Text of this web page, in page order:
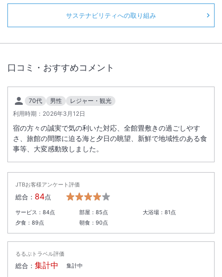
サステナビリティへの取り組み
口コミ・おすすめコメント
70代 男性
レジャー・観光
利用時期： 2026年3月12日
宿の方々の誠実で気の利いた対応、全館畳敷きの過ごしやす
さ、旅館の間際に迫る海と夕日の眺望、新鮮で地域性のある食
事等、大変感動致しました。
JTBお客様アンケート評価
総合： 84点
サービス： 84点 部屋： 85点 大浴場：81点
夕食： 89点 朝食： 90点
るるぶトラベル評価
総合： 集計中 集計中